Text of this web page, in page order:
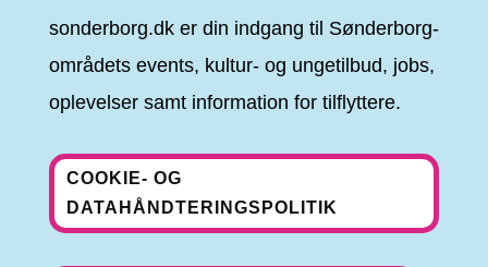
sonderborg.dk er din indgang til Sønderborg-
områdets events, kultur- og ungetilbud, jobs,
oplevelser samt information for tilflyttere.
COOKIE- OG
DATAHÅNDTERINGSPOLITIK